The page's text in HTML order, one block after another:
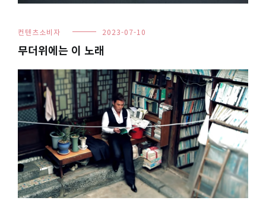
컨텐츠소비자 2023-07-10
무더위에는 이 노래